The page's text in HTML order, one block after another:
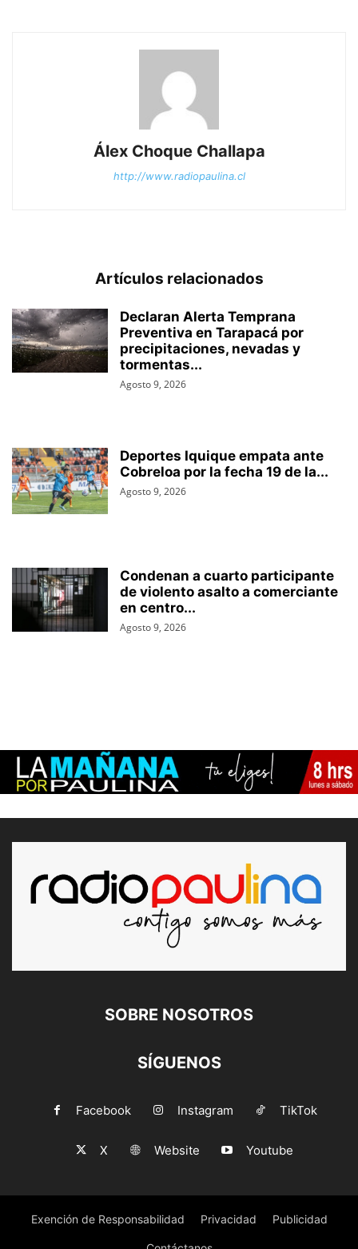
Álex Choque Challapa
http://www.radiopaulina.cl
Artículos relacionados
Declaran Alerta Temprana
Preventiva en Tarapacá por
precipitaciones, nevadas y
tormentas...
Agosto 9, 2026
Deportes Iquique empata ante
Cobreloa por la fecha 19 de la...
Agosto 9, 2026
Condenan a cuarto participante
de violento asalto a comerciante
en centro...
Agosto 9, 2026
SOBRE NOSOTROS
SÍGUENOS
Facebook Instagram TikTok
X Website Youtube
Exención de Responsabilidad Privacidad Publicidad